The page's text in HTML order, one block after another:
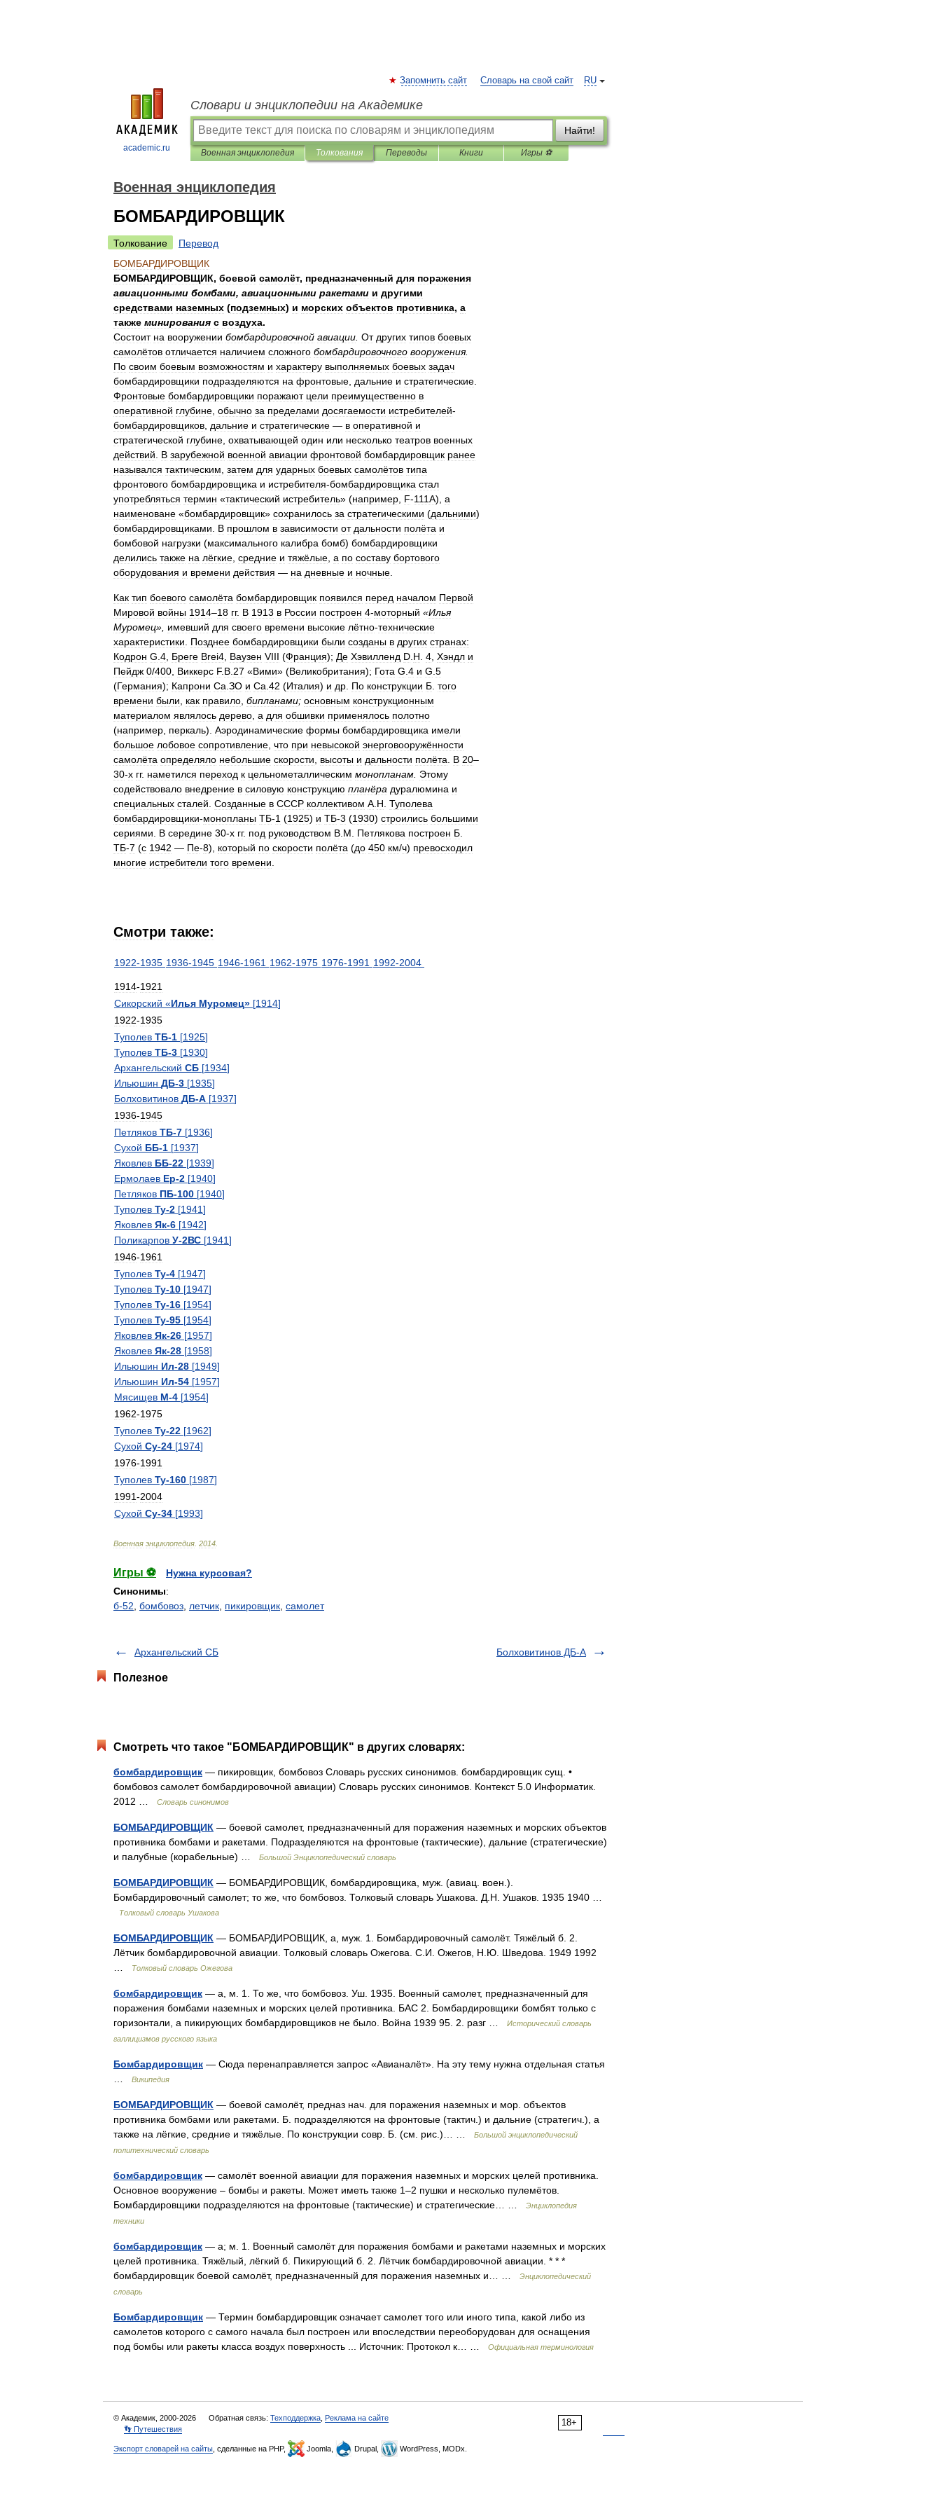
academic.ru
RU
Запомнить сайт Словарь на свой сайт
Словари и энциклопедии на Академике
Найти!
Военная энциклопедия Толкования Переводы Книги Игры ⚽
Военная энциклопедия
БОМБАРДИРОВЩИК
Толкование
Перевод
БОМБАРДИРОВЩИК
БОМБАРДИРОВЩИК, боевой самолёт, предназначенный для поражения
авиационными бомбами, авиационными ракетами и другими
средствами наземных (подземных) и морских объектов противника, а
также минирования с воздуха.
Состоит на вооружении бомбардировочной авиации От других типов боевых
самолётов отличается наличием сложного бомбардировочного вооружения.
По своим боевым возможностям и характеру выполняемых боевых задач
бомбардировщики подразделяются на фронтовые дальние и стратегические
Фронтовые бомбардировщики поражают цели преимущественно в
оперативной глубине обычно за пределами досягаемости истребителей-
бомбардировщиков дальние и стратегические — в оперативной и
стратегической глубине охватывающей один или несколько театров военных
действий
В зарубежной военной авиации фронтовой бомбардировщик ранее
назывался тактическим затем для ударных боевых самолётов типа
фронтового бомбардировщика и истребителя-бомбардировщика стал
употребляться термин «тактический истребитель» (например F-111A), а
наименоване «бомбардировщик» сохранилось за стратегическими (дальними)
бомбардировщиками
В прошлом в зависимости от дальности полёта и
бомбовой нагрузки (максимального калибра бомб) бомбардировщики
делились также на лёгкие средние и тяжёлые а по составу бортового
оборудования и времени действия — на дневные и ночные
Как тип боевого самолёта бомбардировщик появился перед началом Первой
Мировой войны 1914–18 гг. В 1913 в России построен 4-моторный «Илья
Муромец», имевший для своего времени высокие лётно-технические
характеристики
Позднее бомбардировщики были созданы в других странах:
Кодрон G 4 Бреге Brei4 Ваузен VIII (Франция); Де Хэвилленд D H 4 Хэндл и
Пейдж 0/400 Виккерс F. B 27 «Вими» (Великобритания); Гота G 4 и G 5
(Германия); Капрони Са ЗО и Са 42 (Италия) и др По конструкции Б того
времени были как правило бипланами; основным конструкционным
материалом являлось дерево а для обшивки применялось полотно
(например перкаль). Аэродинамические формы бомбардировщика имели
большое лобовое сопротивление что при невысокой энерговооружённости
самолёта определяло небольшие скорости высоты и дальности полёта В 20–
30-х гг. наметился переход к цельнометаллическим монопланам Этому
содействовало внедрение в силовую конструкцию планёра дуралюмина и
специальных сталей Созданные в СССР коллективом А Н Туполева
бомбардировщики-монопланы ТБ-1 (1925) и ТБ-3 (1930) строились большими
сериями
В середине 30-х гг. под руководством В М Петлякова построен Б
ТБ-7 (с 1942 — Пе-8), который по скорости полёта (до 450 км/ч) превосходил
многие истребители того времени
Смотри также:
1922-1935 1936-1945 1946-1961 1962-1975 1976-1991 1992-2004
1914-1921
Сикорский «Илья Муромец» [1914]
1922-1935
Туполев ТБ-1 [1925]
Туполев ТБ-3 [1930]
Архангельский СБ [1934]
Ильюшин ДБ-3 [1935]
Болховитинов ДБ-А [1937]
1936-1945
Петляков ТБ-7 [1936]
Сухой ББ-1 [1937]
Яковлев ББ-22 [1939]
Ермолаев Ер-2 [1940]
Петляков ПБ-100 [1940]
Туполев Ту-2 [1941]
Яковлев Як-6 [1942]
Поликарпов У-2ВС [1941]
1946-1961
Туполев Ту-4 [1947]
Туполев Ту-10 [1947]
Туполев Ту-16 [1954]
Туполев Ту-95 [1954]
Яковлев Як-26 [1957]
Яковлев Як-28 [1958]
Ильюшин Ил-28 [1949]
Ильюшин Ил-54 [1957]
Мясищев М-4 [1954]
1962-1975
Туполев Ту-22 [1962]
Сухой Су-24 [1974]
1976-1991
Туполев Ту-160 [1987]
1991-2004
Сухой Су-34 [1993]
Военная энциклопедия 2014
Игры ⚽
Нужна курсовая?
Синонимы:
б-52 бомбовоз летчик пикировщик самолет
Архангельский СБ Болховитинов ДБ-А
Полезное
Смотреть что такое "БОМБАРДИРОВЩИК" в других словарях:
бомбардировщик — пикировщик, бомбовоз Словарь русских синонимов. бомбардировщик сущ. •
бомбовоз самолет бомбардировочной авиации) Словарь русских синонимов. Контекст 5.0 Информатик.
2012 …
Словарь синонимов
БОМБАРДИРОВЩИК — боевой самолет, предназначенный для поражения наземных и морских объектов
противника бомбами и ракетами. Подразделяются на фронтовые (тактические), дальние (стратегические)
и палубные (корабельные) …
Большой Энциклопедический словарь
БОМБАРДИРОВЩИК — БОМБАРДИРОВЩИК, бомбардировщика, муж. (авиац. воен.).
Бомбардировочный самолет; то же, что бомбовоз. Толковый словарь Ушакова. Д.Н. Ушаков. 1935 1940 …
Толковый словарь Ушакова
БОМБАРДИРОВЩИК — БОМБАРДИРОВЩИК, а, муж. 1. Бомбардировочный самолёт. Тяжёлый б. 2.
Лётчик бомбардировочной авиации. Толковый словарь Ожегова. С.И. Ожегов, Н.Ю. Шведова. 1949 1992
Толковый словарь Ожегова
бомбардировщик — а, м. 1. То же, что бомбовоз. Уш. 1935. Военный самолет, предназначенный для
поражения бомбами наземных и морских целей противника. БАС 2. Бомбардировщики бомбят только с
горизонтали, а пикирующих бомбардировщиков не было. Война 1939 95. 2. разг …
Исторический словарь
галлицизмов русского языка
Бомбардировщик — Сюда перенаправляется запрос «Авианалёт». На эту тему нужна отдельная статья
Википедия
БОМБАРДИРОВЩИК — боевой самолёт, предназ нач. для поражения наземных и мор. объектов
противника бомбами или ракетами. Б. подразделяются на фронтовые (тактич.) и дальние (стратегич.), а
также на лёгкие, средние и тяжёлые. По конструкции совр. Б. (см. рис.)… …
Большой энциклопедический
политехнический словарь
бомбардировщик — самолёт военной авиации для поражения наземных и морских целей противника.
Основное вооружение – бомбы и ракеты. Может иметь также 1–2 пушки и несколько пулемётов.
Бомбардировщики подразделяются на фронтовые (тактические) и стратегические… …
Энциклопедия
техники
бомбардировщик — а; м. 1. Военный самолёт для поражения бомбами и ракетами наземных и морских
целей противника. Тяжёлый, лёгкий б. Пикирующий б. 2. Лётчик бомбардировочной авиации. * * *
бомбардировщик боевой самолёт, предназначенный для поражения наземных и… …
Энциклопедический
словарь
Бомбардировщик — Термин бомбардировщик означает самолет того или иного типа, какой либо из
самолетов которого с самого начала был построен или впоследствии переоборудован для оснащения
под бомбы или ракеты класса воздух поверхность ... Источник: Протокол к… …
Официальная терминология
18+
© Академик, 2000-2026 Обратная связь: Техподдержка Реклама на сайте
👣 Путешествия
Экспорт словарей на сайты , сделанные на PHP, Joomla, Drupal, WordPress, MODx.